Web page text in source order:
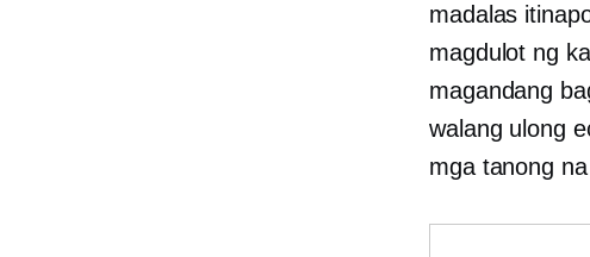
madalas
magdulot ng
magandang
walang ulong
mga tanong